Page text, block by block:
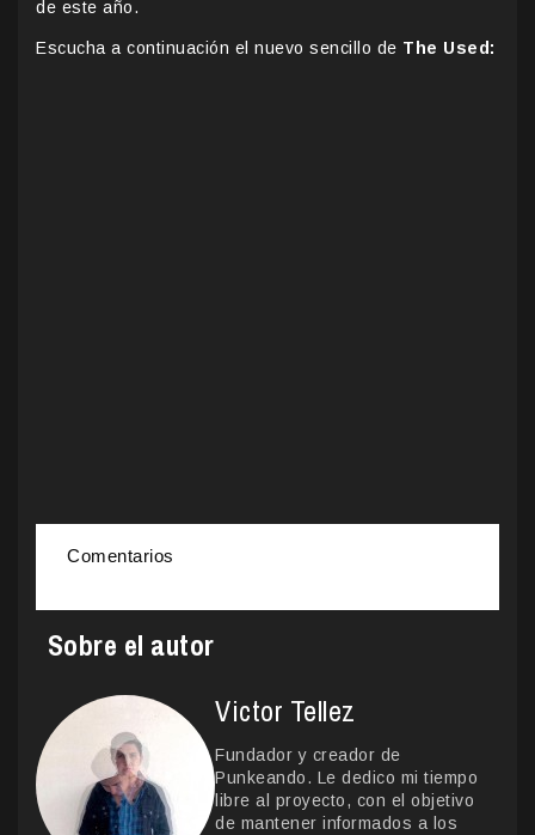
de este año.
Escucha a continuación el nuevo sencillo de The Used:
Comentarios
Sobre el autor
Victor Tellez
Fundador y creador de
Punkeando. Le dedico mi tiempo
libre al proyecto, con el objetivo
de mantener informados a los